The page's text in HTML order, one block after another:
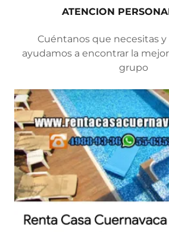
ATENCION
Cuéntanos que necesitas
ayudamos a encontrar la
grupo